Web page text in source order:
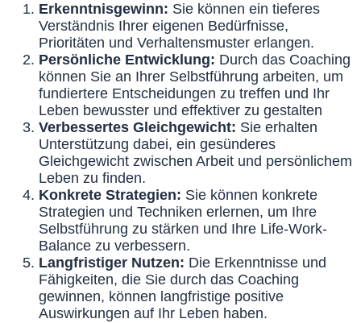
Erkenntnisgewinn: Sie können ein tieferes
Verständnis Ihrer eigenen Bedürfnisse,
Prioritäten und Verhaltensmuster erlangen.
Persönliche Entwicklung: Durch das Coaching
können Sie an Ihrer Selbstführung arbeiten, um
fundiertere Entscheidungen zu treffen und Ihr
Leben bewusster und effektiver zu gestalten
Verbessertes Gleichgewicht: Sie erhalten
Unterstützung dabei, ein gesünderes
Gleichgewicht zwischen Arbeit und persönlichem
Leben zu finden.
Konkrete Strategien: Sie können konkrete
Strategien und Techniken erlernen, um Ihre
Selbstführung zu stärken und Ihre Life-Work-
Balance zu verbessern.
Langfristiger Nutzen: Die Erkenntnisse und
Fähigkeiten, die Sie durch das Coaching
gewinnen, können langfristige positive
Auswirkungen auf Ihr Leben haben.